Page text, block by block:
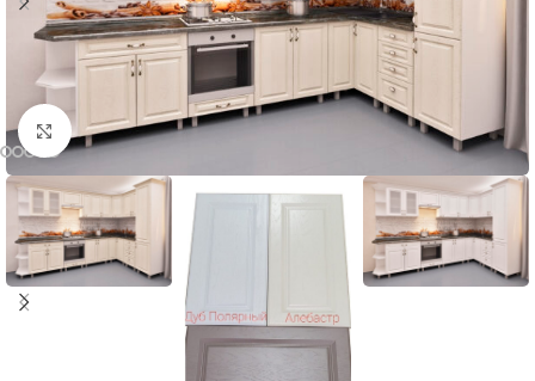
Нажмите, чтобы увеличить